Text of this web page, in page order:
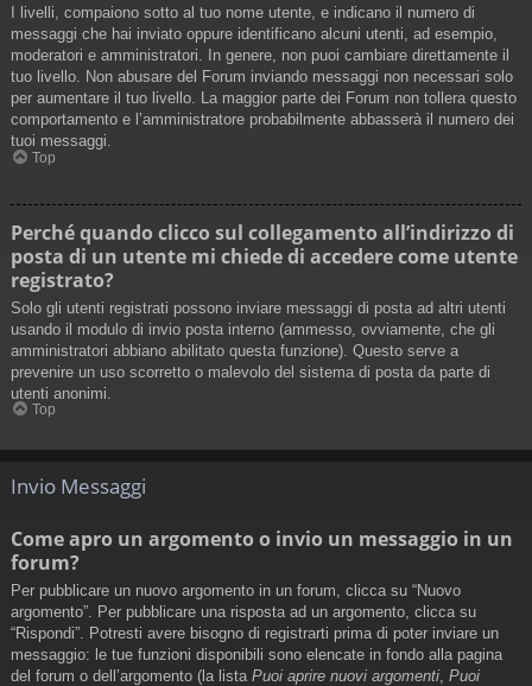
I livelli, compaiono sotto al tuo nome utente, e indicano il numero di
messaggi che hai inviato oppure identificano alcuni utenti, ad esempio,
moderatori e amministratori. In genere, non puoi cambiare direttamente il
tuo livello. Non abusare del Forum inviando messaggi non necessari solo
per aumentare il tuo livello. La maggior parte dei Forum non tollera questo
comportamento e l’amministratore probabilmente abbasserà il numero dei
tuoi messaggi.
Top
Perché quando clicco sul collegamento all’indirizzo di
posta di un utente mi chiede di accedere come utente
registrato?
Solo gli utenti registrati possono inviare messaggi di posta ad altri utenti
usando il modulo di invio posta interno (ammesso, ovviamente, che gli
amministratori abbiano abilitato questa funzione). Questo serve a
prevenire un uso scorretto o malevolo del sistema di posta da parte di
utenti anonimi.
Top
Invio Messaggi
Come apro un argomento o invio un messaggio in un
forum?
Per pubblicare un nuovo argomento in un forum, clicca su “Nuovo
argomento”. Per pubblicare una risposta ad un argomento, clicca su
“Rispondi”. Potresti avere bisogno di registrarti prima di poter inviare un
messaggio: le tue funzioni disponibili sono elencate in fondo alla pagina
del forum o dell’argomento (la lista Puoi aprire nuovi argomenti Puoi